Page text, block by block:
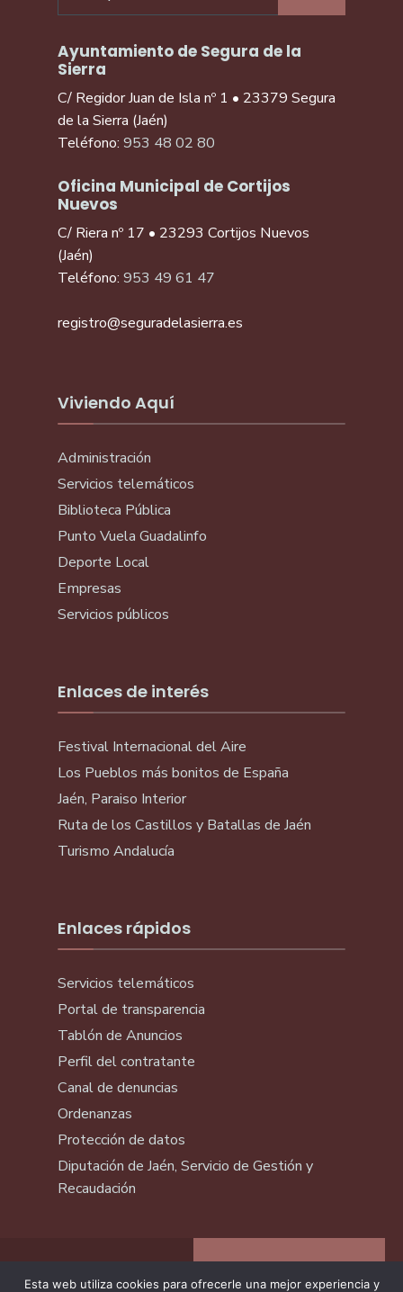
Ayuntamiento de Segura de la
Sierra
C/ Regidor Juan de Isla nº 1 • 23379 Segura
de la Sierra (Jaén)
Teléfono: 953 48 02 80
Oficina Municipal de Cortijos
Nuevos
C/ Riera nº 17 • 23293 Cortijos Nuevos
(Jaén)
Teléfono: 953 49 61 47
registro@seguradelasierra.es
Viviendo Aquí
Administración
Servicios telemáticos
Biblioteca Pública
Punto Vuela Guadalinfo
Deporte Local
Empresas
Servicios públicos
Enlaces de interés
Festival Internacional del Aire
Los Pueblos más bonitos de España
Jaén, Paraiso Interior
Ruta de los Castillos y Batallas de Jaén
Turismo Andalucía
Enlaces rápidos
Servicios telemáticos
Portal de transparencia
Tablón de Anuncios
Perfil del contratante
Canal de denuncias
Ordenanzas
Protección de datos
Diputación de Jaén, Servicio de Gestión y
Recaudación
Esta web utiliza cookies para ofrecerle una mejor experiencia y